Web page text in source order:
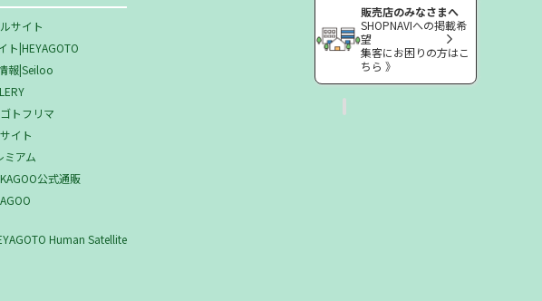
サイト
ト|HEYAGOTO
報|Seiloo
トフリマ
イト
ミアム
公式通販
Human Satellite
販売店のみなさまへ
SHOPNAVIへの掲載希
望
集客にお困りの方はこ
ちら 》